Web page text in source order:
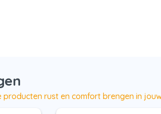
rust en comfort brengen in